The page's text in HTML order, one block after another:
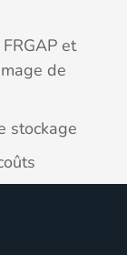
et
de
stockage